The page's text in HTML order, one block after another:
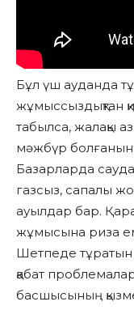
Бұл үш ауданда
жұмыссыздықтан
табылса, жалақы
мәжбүр болғанын
Базарларда сауда
газсыз, сапалы
ауылдар бар.
жұмысына риза
Шетпеде тұратын
қабат
басшысының